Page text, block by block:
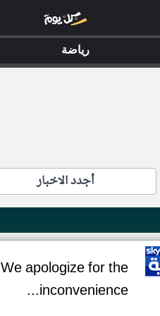
أجدد الاخبار
We apologize for the
inconvenience...
رياضة